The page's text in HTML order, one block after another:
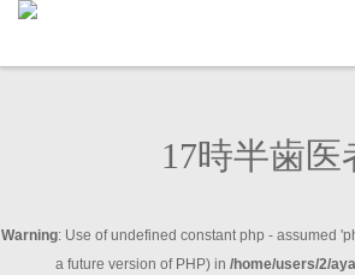
17時半歯医
Warning: Use of undefined constant php - assumed
a future version of PHP) in /home/users/2/